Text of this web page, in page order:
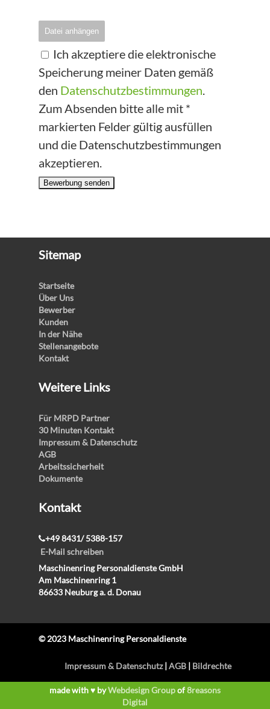
Datei anhängen
Ich akzeptiere die elektronische
Speicherung meiner Daten gemäß
den Datenschutzbestimmungen.
Zum Absenden bitte alle mit *
markierten Felder gültig ausfüllen
und die Datenschutzbestimmungen
akzeptieren.
Bewerbung senden
Sitemap
Startseite
Über Uns
Bewerber
Kunden
In der Nähe
Stellenangebote
Kontakt
Weitere Links
Für MRPD Partner
30 Minuten Kontakt
Impressum & Datenschutz
AGB
Arbeitssicherheit
Dokumente
Kontakt
+49 8431/ 5388-157
E-Mail schreiben
Maschinenring Personaldienste GmbH
Am Maschinenring 1
86633 Neuburg a. d. Donau
© 2023 Maschinenring Personaldienste
Impressum & Datenschutz| AGB | Bildrechte
made with ♥ byWebdesign Groupof8reasons
Digital